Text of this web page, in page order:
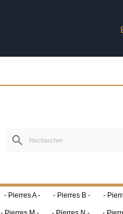
search
- Pierres A - - Pierres B - -